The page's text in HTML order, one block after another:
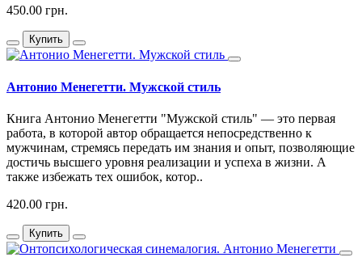
450.00 грн.
Купить
Антонио Менегетти. Мужской стиль
Книга Антонио Менегетти "Мужской стиль" — это первая
работа, в которой автор обращается непосредственно к
мужчинам, стремясь передать им знания и опыт, позволяющие
достичь высшего уровня реализации и успеха в жизни. А
также избежать тех ошибок, котор..
420.00 грн.
Купить